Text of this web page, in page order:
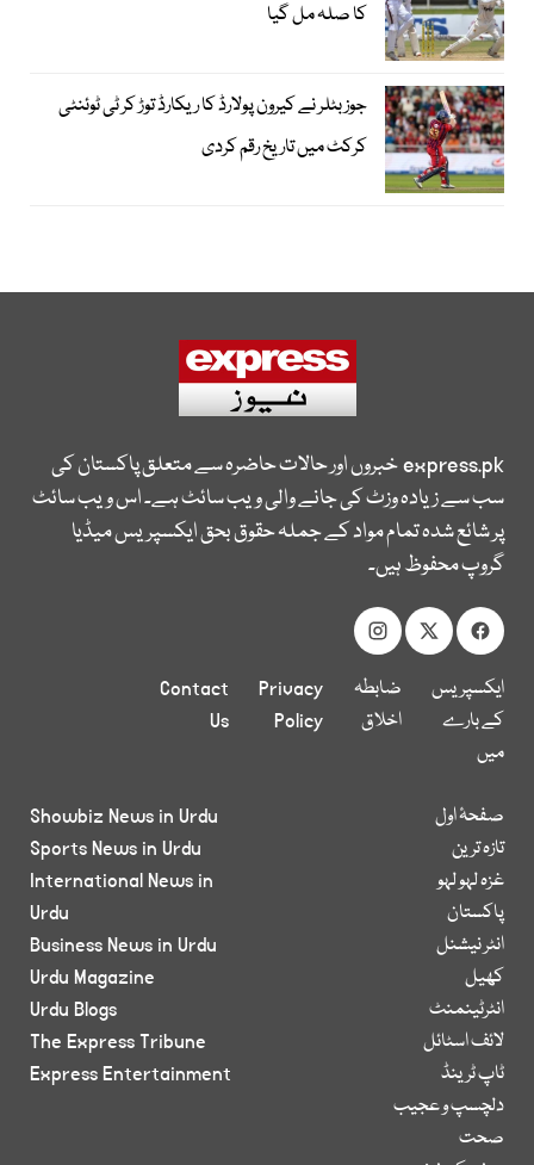
کا صلہ مل گیا
جوز بٹلر نے کیرون پولارڈ کا ریکارڈ توڑ کر ٹی ٹوئنٹی
کرکٹ میں تاریخ رقم کردی
express.pkخبروں اور حالات حاضرہ سے متعلق پاکستان کی
سب سے زیادہ وزٹ کی جانے والی ویب سائٹ ہے۔ اس ویب سائٹ
پر شائع شدہ تمام مواد کے جملہ حقوق بحق ایکسپریس میڈیا
گروپ محفوظ ہیں۔
ایکسپریس
کے بارے
میں
ضابطہ
اخلاق
Privacy
Policy
Contact
Us
صفحۂ اول
تازہ ترین
غزہ لہو لہو
پاکستان
انٹر نیشنل
کھیل
انٹرٹینمنٹ
لائف اسٹائل
ٹاپ ٹرینڈ
دلچسپ و عجیب
صحت
Showbiz News in Urdu
Sports News in Urdu
International News in
Urdu
Business News in Urdu
Urdu Magazine
Urdu Blogs
The Express Tribune
Express Entertainment